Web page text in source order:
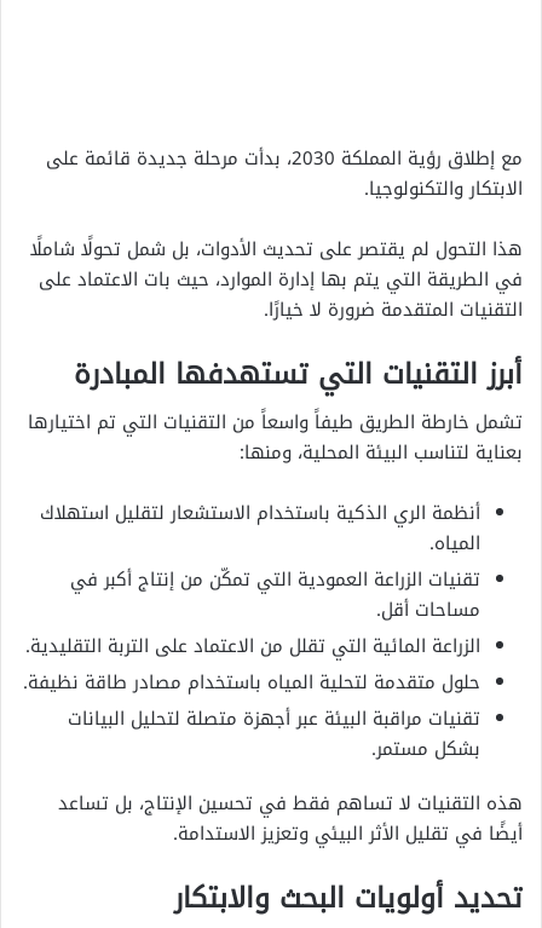
مع إطلاق رؤية المملكة 2030، بدأت مرحلة جديدة قائمة على
الابتكار والتكنولوجيا.
هذا التحول لم يقتصر على تحديث الأدوات، بل شمل تحولًا شاملًا
في الطريقة التي يتم بها إدارة الموارد، حيث بات الاعتماد على
التقنيات المتقدمة ضرورة لا خيارًا.
أبرز التقنيات التي تستهدفها المبادرة
تشمل خارطة الطريق طيفاً واسعاً من التقنيات التي تم اختيارها
بعناية لتناسب البيئة المحلية، ومنها:
أنظمة الري الذكية باستخدام الاستشعار لتقليل استهلاك
المياه.
تقنيات الزراعة العمودية التي تمكّن من إنتاج أكبر في
مساحات أقل.
الزراعة المائية التي تقلل من الاعتماد على التربة التقليدية.
حلول متقدمة لتحلية المياه باستخدام مصادر طاقة نظيفة.
تقنيات مراقبة البيئة عبر أجهزة متصلة لتحليل البيانات
بشكل مستمر.
هذه التقنيات لا تساهم فقط في تحسين الإنتاج، بل تساعد
أيضًا في تقليل الأثر البيئي وتعزيز الاستدامة.
تحديد أولويات البحث والابتكار